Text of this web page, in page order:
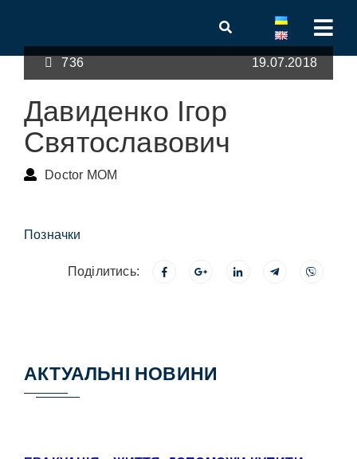
736 19.07.2018
Давиденко Ігор
Святославович
Doctor MOM
Позначки
Поділитись:
АКТУАЛЬНІ НОВИНИ